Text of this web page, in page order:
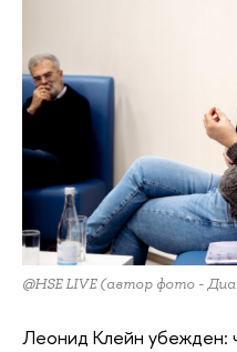
@HSE LIVE (автор фото -
Леонид Клейн убежден: